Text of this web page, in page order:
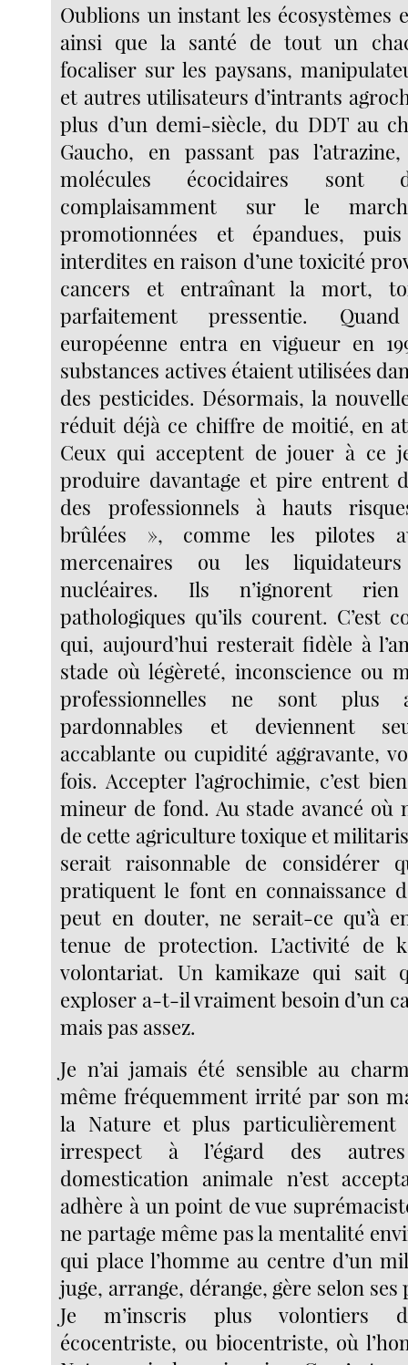
Oublions un instant les écosystèmes
ainsi que la santé de tout un
focaliser sur les paysans,
et autres utilisateurs d’intrants
plus d’un demi-siècle, du DDT au
Gaucho, en passant pas l’atrazine,
molécules écocidaires sont
complaisamment sur le
promotionnées et épandues,
interdites en raison d’une toxicité
cancers et entraînant la mort,
parfaitement pressentie.
européenne entra en vigueur en
substances actives étaient utilisées
des pesticides. Désormais, la
réduit déjà ce chiffre de moitié, en
Ceux qui acceptent de jouer à ce
produire davantage et pire entrent
des professionnels à hauts
brûlées », comme les pilotes
mercenaires ou les
nucléaires. Ils n’ignorent
pathologiques qu’ils courent. C’est
qui, aujourd’hui resterait fidèle à
stade où légèreté, inconscience ou
professionnelles ne sont plus
pardonnables et deviennent
accablante ou cupidité aggravante,
fois. Accepter l’agrochimie, c’est
mineur de fond. Au stade avancé où
de cette agriculture toxique et
serait raisonnable de considérer
pratiquent le font en connaissance
peut en douter, ne serait-ce qu’à
tenue de protection. L’activité de
volontariat. Un kamikaze qui sait
exploser a-t-il vraiment besoin d’un
mais pas assez.
Je n’ai jamais été sensible au
même fréquemment irrité par son
la Nature et plus particulièrement
irrespect à l’égard des
domestication animale n’est
adhère à un point de vue
ne partage même pas la mentalité
qui place l’homme au centre d’un
juge, arrange, dérange, gère selon
Je m’inscris plus volontiers
écocentriste, ou biocentriste, où